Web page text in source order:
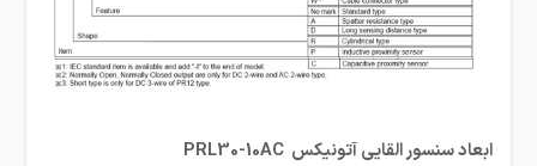
ابعاد سنسور القایی آتونیکس PRL30-10AC